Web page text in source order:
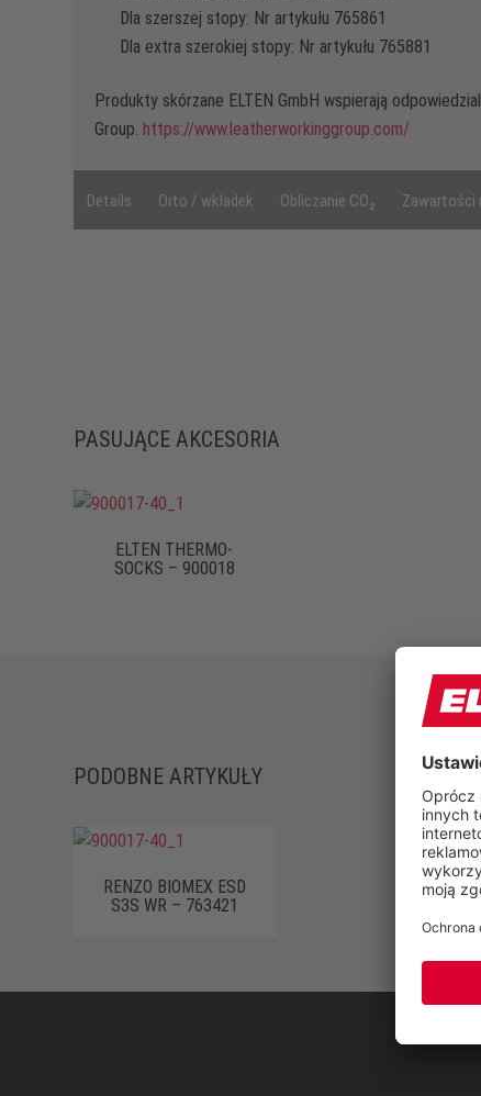
Dla szerszej stopy: Nr artykułu 765861
Dla extra szerokiej stopy: Nr artykułu 765881
Produkty skórzane ELTEN GmbH wspierają
Group. https://www.leatherworkinggroup.com/
Details Orto / wkładek Obliczanie CO₂ Zawartości
PASUJĄCE AKCESORIA
ELTEN THERMO-
SOCKS – 900018
PODOBNE ARTYKUŁY
RENZO BIOMEX ESD
S3S WR – 763421